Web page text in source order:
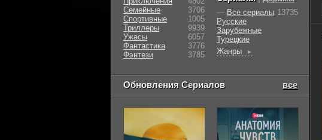
Семейные
3706
Cпортивные
1005
Триллеры
9939
Ужасы
6057
Фантастика
3776
Фэнтези
3785
— Все сериалы 13735
Русские
Зарубежные
Турецкие
Жанры
►
Обновления Сериалов все